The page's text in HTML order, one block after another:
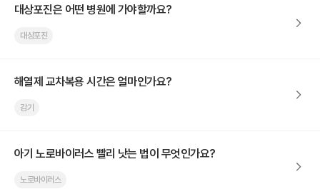
대상포진은 어떤 병원에 가야할까요?
대상포진
해열제 교차복용 시간은 얼마인가요?
감기
아기 노로바이러스 빨리 낫는 법이 무엇인가요?
노로바이러스